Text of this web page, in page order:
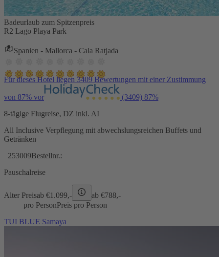
Badeurlaub zum Spitzenpreis
R2 Lago Playa Park
Spanien - Mallorca - Cala Ratjada
Für dieses Hotel liegen 3409 Bewertungen mit einer Zustimmung
von 87% vor (3409) 87%
8-tägige Flugreise, DZ inkl. AI
All Inclusive Verpflegung mit abwechslungsreichen Buffets und
Getränken
253009Bestellnr.:
Pauschalreise
Alter Preisab €1.099,- ab €788,-
pro PersonPreis pro Person
TUI BLUE Samaya